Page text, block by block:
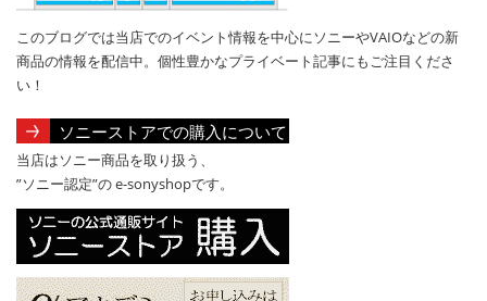
このブログでは当店でのイベント情報を中心にソニーやVAIOなどの新
商品の情報を配信中。個性豊かなプライベート記事にもご注目くださ
い！
ソニーストアでの購入について
当店はソニー商品を取り扱う、
”ソニー認定”の e-sonyshopです。